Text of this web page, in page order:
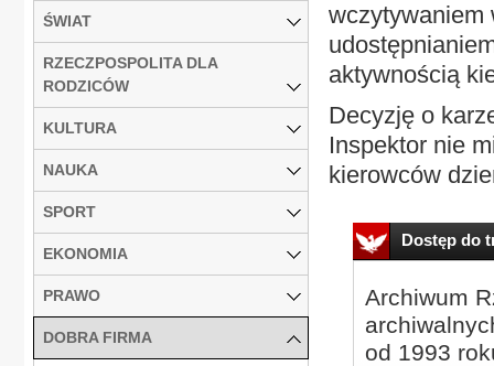
wczytywaniem
aktywnością
Decyzję o
Inspektor nie
kierowców
Dostęp do
Archiwum
od 1993
ŚWIAT
RZECZPOSPOLITA DLA
RODZICÓW
KULTURA
NAUKA
SPORT
EKONOMIA
PRAWO
DOBRA FIRMA